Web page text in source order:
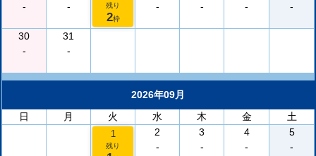
-
-
残り
2枠
-
-
-
-
30
-
31
-
2026年09月
日
月 火 水 木 金 土
1
残り
2
-
3
-
4
-
5
-